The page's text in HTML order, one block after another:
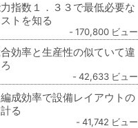
指数１．３３で最低必要な
トを知る
- 170,800 ビュー
効率と生産性の似ていて違
- 42,633 ビュー
成効率で設備レイアウトの
る
- 41,742 ビュー